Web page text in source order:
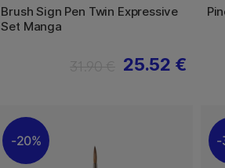
Brush Sign Pen Twin Expressive
Set Manga
25.52 €
20%